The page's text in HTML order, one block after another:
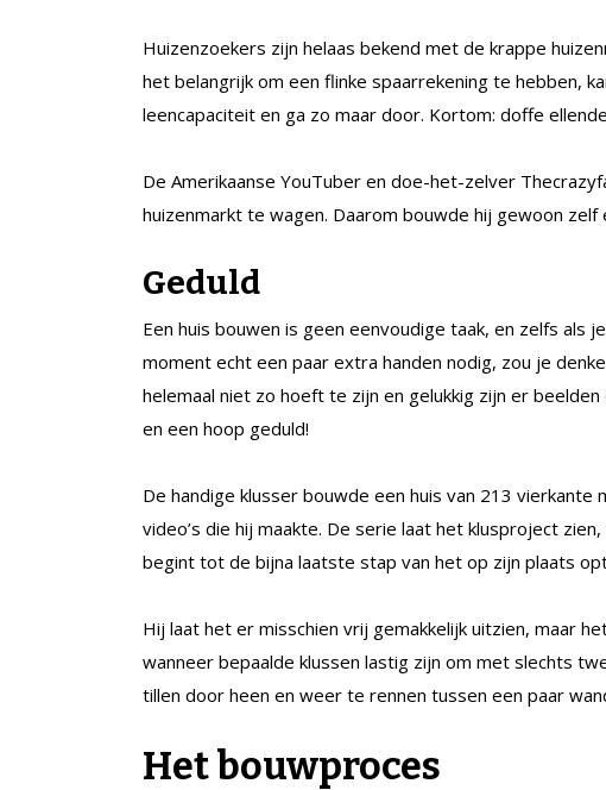
Huizenzoekers zijn helaas bekend met de krappe
het belangrijk om een flinke spaarrekening te hebben,
leencapaciteit en ga zo maar door. Kortom: doffe
De Amerikaanse YouTuber en doe-het-zelver
huizenmarkt te wagen. Daarom bouwde hij gewoon zelf
Geduld
Een huis bouwen is geen eenvoudige taak, en zelfs als
moment echt een paar extra handen nodig, zou je
helemaal niet zo hoeft te zijn en gelukkig zijn er
en een hoop geduld!
De handige klusser bouwde een huis van 213
video’s die hij maakte. De serie laat het klusproject
begint tot de bijna laatste stap van het op zijn plaats
Hij laat het er misschien vrij gemakkelijk uitzien, maar
wanneer bepaalde klussen lastig zijn om met slechts
tillen door heen en weer te rennen tussen een paar
Het bouwproces